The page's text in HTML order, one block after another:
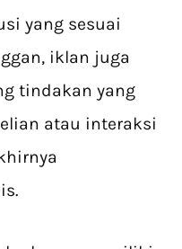
yang sesuai
iklan juga
tindakan yang
atau interaksi